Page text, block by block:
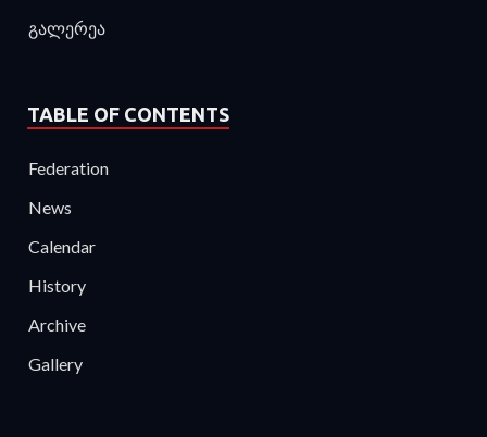
გალერეა
TABLE OF CONTENTS
Federation
News
Calendar
History
Archive
Gallery